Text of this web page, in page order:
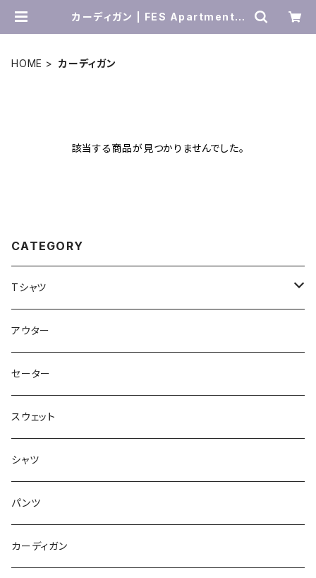
カーディガン | FES Apartment -
HOME カーディガン
該当する商品が見つかりませんでした。
CATEGORY
Tシャツ
ミュージック
アニメ・キャラクター
ドラゴンボール
僕のヒーローアカデミア
ディズニー
MARVEL
STAR WARS
ムービー/ドラマ
アニマル
スポーツ
アウター
セーター
スウェット
シャツ
パンツ
カーディガン